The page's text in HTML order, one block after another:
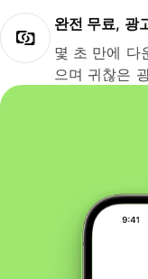
완전 무료, 광
몇 초 만에 다
으며 귀찮은